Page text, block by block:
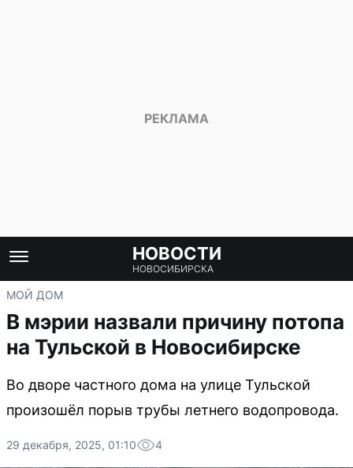
НОВОСТИ
НОВОСИБИРСКА
МОЙ ДОМ
В мэрии назвали причину потопа
на Тульской в Новосибирске
Во дворе частного дома на улице Тульской
произошёл порыв трубы летнего водопровода.
29 декабря, 2025, 01:10 4